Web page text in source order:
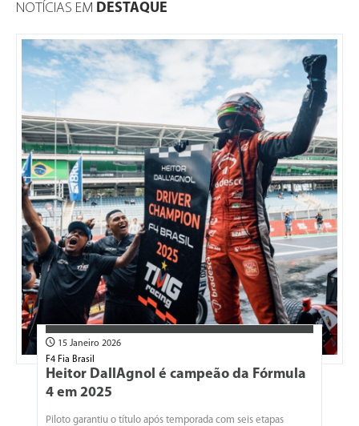
NOTÍCIAS EM DESTAQUE
15 Janeiro 2026
F4 Fia Brasil
Heitor DallAgnol é campeão da Fórmula
4 em 2025
Piloto garantiu o título após temporada com seis etapas